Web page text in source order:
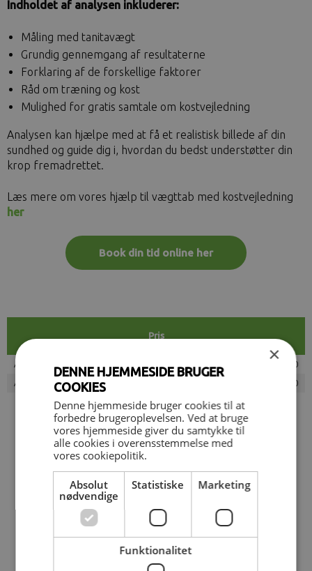
Indholdet af analysen inkluderer:
Måling med tanitavægt
Grundig gennemgang af resultaterne
Forklaring af de forskellige faktorer
Råd om træning og kost
Mulighed for gratis samtale om kostvejledning
Analysen kan hjælpe med at få et realistisk billede af din
sundhed og guide dig i, hvordan du bedst understøtter din
krop fremadrettet.
Læs mere om vores hjælp til vægttab med kostvejledning
her
Book din tid online her
Pris
Analyse og 20 min. gennemgang og vejledning
200,00
Analyse ifb. med træningsabonnement 50% rabat
100,00
Træning
Personlig træning
×
DENNE HJEMMESIDE BRUGER
COOKIES
Denne hjemmeside bruger cookies til at
forbedre brugeroplevelsen. Ved at bruge
vores hjemmeside giver du samtykke til
alle cookies i overensstemmelse med
vores cookiepolitik.
Absolut
nødvendige
Statistiske Marketing
Funktionalitet